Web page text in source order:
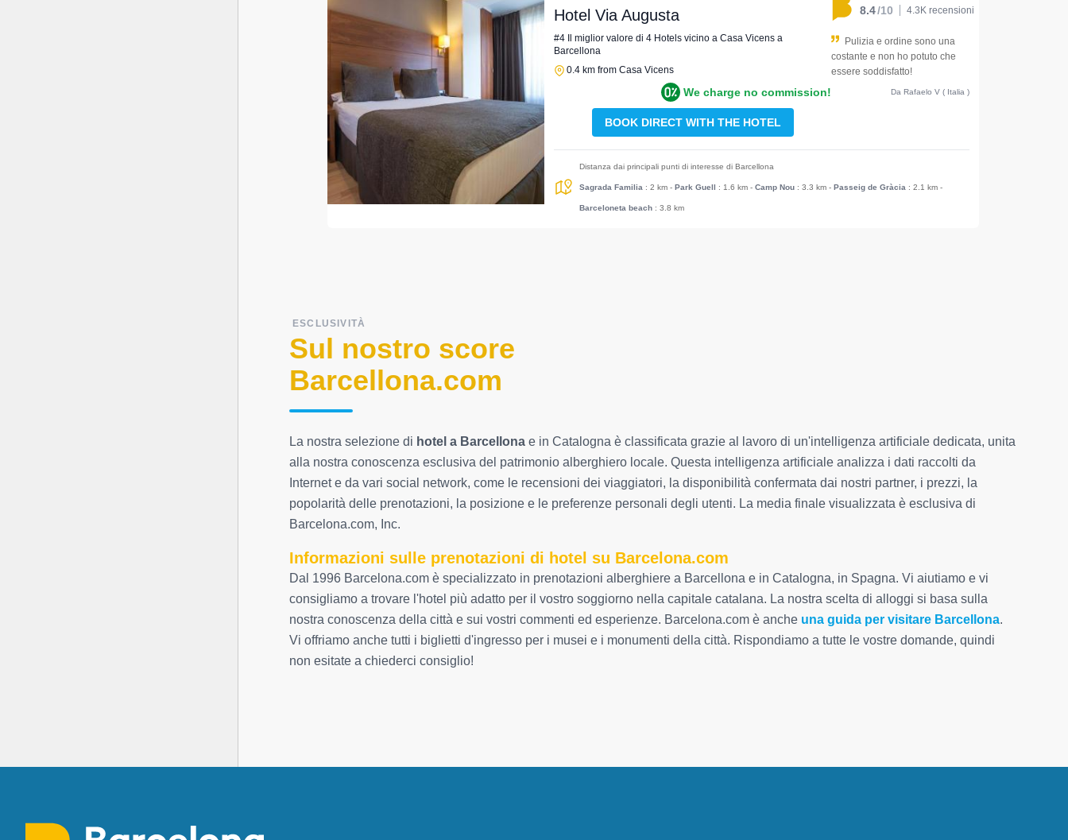
Hotel Via Augusta
#4 Il miglior valore di 4 Hotels vicino a Casa Vicens a
Barcellona
0.4 km from Casa Vicens
We charge no commission!
BOOK DIRECT WITH THE HOTEL
8.4/10 4.3K recensioni
Pulizia e ordine sono una
costante e non ho potuto che
essere soddisfatto!
Da Rafaelo V ( Italia )
Distanza dai principali punti di interesse di Barcellona
Sagrada Familia : 2 km-Park Guell : 1.6 km-Camp Nou : 3.3 km-Passeig de Gràcia : 2.1 km-
Barceloneta beach : 3.8 km
ESCLUSIVITÀ
Sul nostro score
Barcellona.com
La nostra selezione di hotel a Barcellona e in Catalogna è classificata grazie al lavoro di un'intelligenza artificiale dedicata, unita
alla nostra conoscenza esclusiva del patrimonio alberghiero locale. Questa intelligenza artificiale analizza i dati raccolti da
Internet e da vari social network, come le recensioni dei viaggiatori, la disponibilità confermata dai nostri partner, i prezzi, la
popolarità delle prenotazioni, la posizione e le preferenze personali degli utenti. La media finale visualizzata è esclusiva di
Barcelona.com, Inc.
Informazioni sulle prenotazioni di hotel su Barcelona.com
Dal 1996 Barcelona.com è specializzato in prenotazioni alberghiere a Barcellona e in Catalogna, in Spagna. Vi aiutiamo e vi
consigliamo a trovare l'hotel più adatto per il vostro soggiorno nella capitale catalana. La nostra scelta di alloggi si basa sulla
nostra conoscenza della città e sui vostri commenti ed esperienze. Barcelona.com è anche una guida per visitare Barcellona.
Vi offriamo anche tutti i biglietti d'ingresso per i musei e i monumenti della città. Rispondiamo a tutte le vostre domande, quindi
non esitate a chiederci consiglio!